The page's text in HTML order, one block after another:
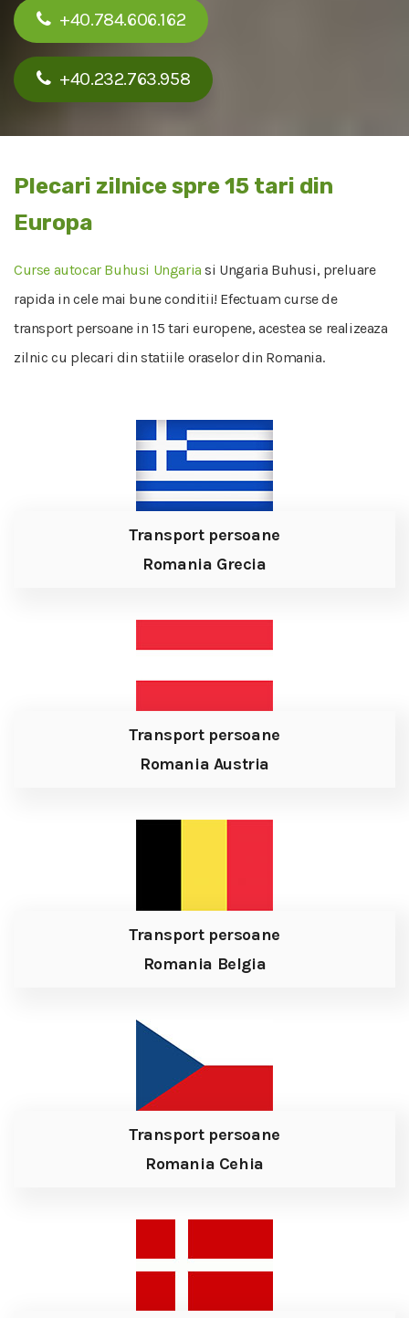
+40.784.606.162
+40.232.763.958
Plecari zilnice spre 15 tari din
Europa
Curse autocar Buhusi Ungaria si Ungaria Buhusi, preluare
rapida in cele mai bune conditii! Efectuam curse de
transport persoane in 15 tari europene, acestea se realizeaza
zilnic cu plecari din statiile oraselor din Romania.
Transport persoane
Romania Grecia
Transport persoane
Romania Austria
Transport persoane
Romania Belgia
Transport persoane
Romania Cehia